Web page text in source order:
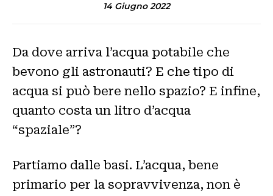
14 Giugno 2022
Da dove arriva l’acqua potabile che
bevono gli astronauti? E che tipo di
acqua si può bere nello spazio? E infine,
quanto costa un litro d’acqua
“spaziale”?
Partiamo dalle basi. L’acqua, bene
primario per la sopravvivenza, non è